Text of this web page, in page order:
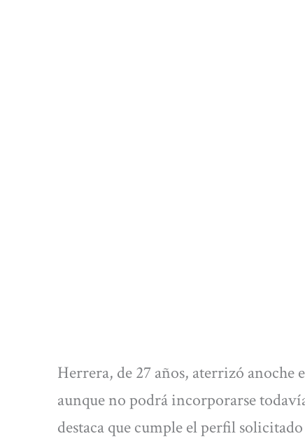
Herrera, de 27 años, aterrizó anoche
aunque no podrá incorporarse
destaca que cumple el perfil